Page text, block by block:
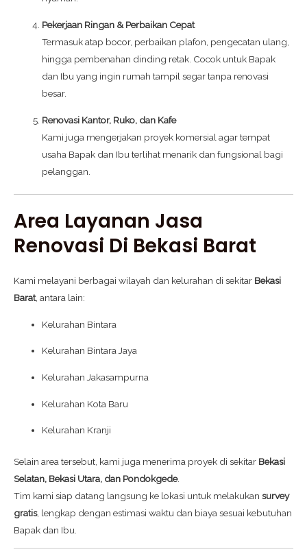
Pekerjaan Ringan & Perbaikan Cepat
Termasuk atap bocor, perbaikan plafon, pengecatan ulang,
hingga pembenahan dinding retak. Cocok untuk Bapak
dan Ibu yang ingin rumah tampil segar tanpa renovasi
besar.
Renovasi Kantor, Ruko, dan Kafe
Kami juga mengerjakan proyek komersial agar tempat
usaha Bapak dan Ibu terlihat menarik dan fungsional bagi
pelanggan.
Area Layanan Jasa
Renovasi Di Bekasi Barat
Kami melayani berbagai wilayah dan kelurahan di sekitar Bekasi
Barat, antara lain:
Kelurahan Bintara
Kelurahan Bintara Jaya
Kelurahan Jakasampurna
Kelurahan Kota Baru
Kelurahan Kranji
Selain area tersebut, kami juga menerima proyek di sekitar Bekasi
Selatan, Bekasi Utara, dan Pondokgede.
Tim kami siap datang langsung ke lokasi untuk melakukan survey
gratis, lengkap dengan estimasi waktu dan biaya sesuai kebutuhan
Bapak dan Ibu.